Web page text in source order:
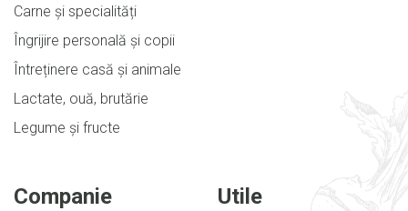
Carne și specialități
Îngrijire personală și copii
Întreținere casă și animale
Lactate, ouă, brutărie
Legume și fructe
Companie Utile